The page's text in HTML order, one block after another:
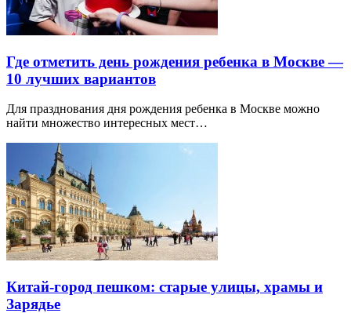
Где отметить день рождения ребенка в Москве —
10 лучших вариантов
Для празднования дня рождения ребенка в Москве можно
найти множество интересных мест…
Китай-город пешком: старые улицы, храмы и
Зарядье